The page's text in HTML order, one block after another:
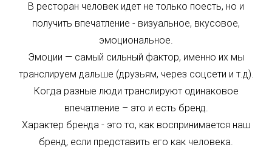
В ресторан человек идет не только поесть, но и
получить впечатление - визуальное, вкусовое,
эмоциональное.
Эмоции — самый сильный фактор, именно их мы
транслируем дальше (друзьям, через соцсети и т.д).
Когда разные люди транслируют одинаковое
впечатление – это и есть бренд.
Характер бренда - это то, как воспринимается наш
бренд, если представить его как человека.